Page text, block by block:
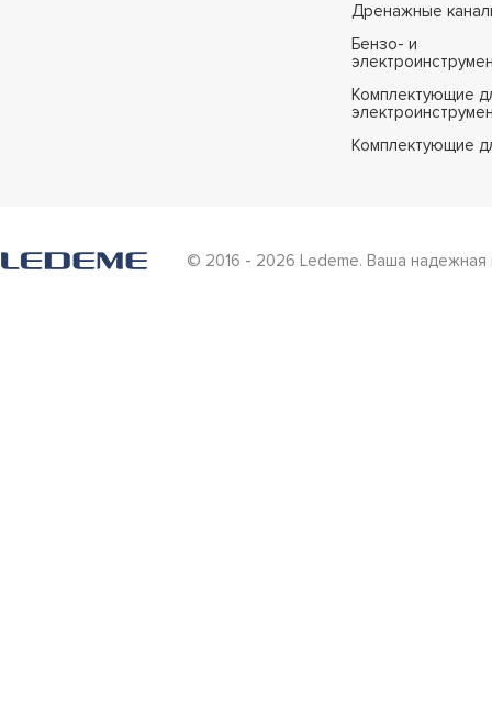
Дренажные
Бензо- и
Комплектующие
Комплектующие
© 2016 - 2026 Ledeme. Ваша